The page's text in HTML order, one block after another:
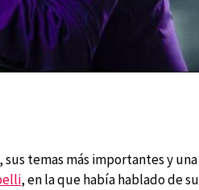
temas más importantes y una
, en la que había hablado de su